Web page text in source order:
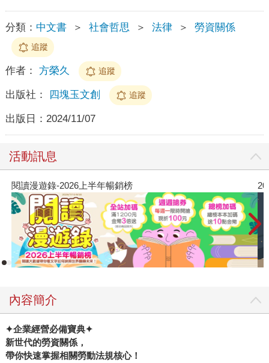
分類： 中文書 ＞ 社會哲思 ＞ 法律 ＞ 勞資關係
追蹤
作者： 方榮久 追蹤
出版社： 四塊玉文創 追蹤
出版日： 2024/11/07
活動訊息
閱讀漫遊錄-2026上半年暢銷榜
內容簡介
✦企業經營必備寶典✦
新世代的勞資關係，
帶你快速掌握相關勞動法規核心！